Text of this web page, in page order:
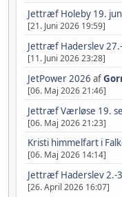
Jettræf Holeby 19.
[21. Juni 2026 19:59]
Jettræf Haderslev
[11. Juni 2026 23:28]
JetPower 2026 af
[06. Maj 2026 21:46]
Jettræf Værløse 19.
[06. Maj 2026 21:23]
Kristi himmelfart i
[06. Maj 2026 14:14]
Jettræf Haderslev 2.-
[26. April 2026 16:07]